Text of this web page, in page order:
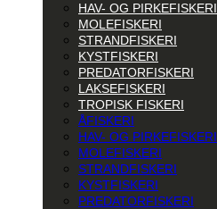
HAV- OG PIRKEFISKERI
MOLEFISKERI
STRANDFISKERI
KYSTFISKERI
PREDATORFISKERI
LAKSEFISKERI
TROPISK FISKERI
ÅFISKERI
HAV- OG PIRKEFISKERI
MOLEFISKERI
STRANDFISKERI
KYSTFISKERI
PREDATORFISKERI